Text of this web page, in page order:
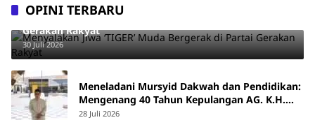
OPINI TERBARU
Menyalakan Jiwa ‘TIGER’ Muda Bergerak di Partai
Gerakan Rakyat
30 Juli 2026
Meneladani Mursyid Dakwah dan Pendidikan:
Mengenang 40 Tahun Kepulangan AG. K.H.
Yunus Martan
28 Juli 2026